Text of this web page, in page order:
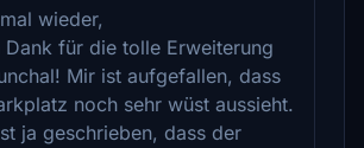
wieder,
Dank für die tolle Erweiterung
Mir ist aufgefallen, dass
noch sehr wüst aussieht.
ja geschrieben, dass der